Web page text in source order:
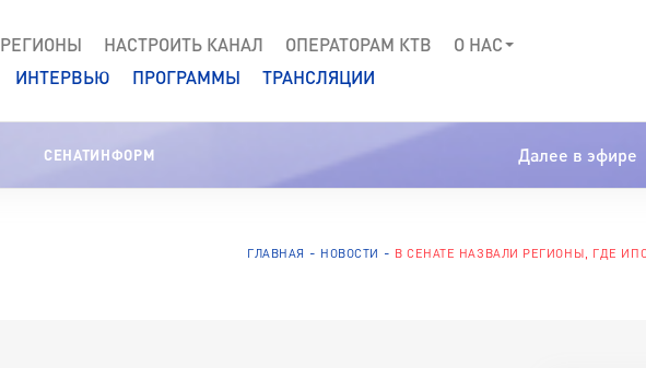
РЕГИОНЫ НАСТРОИТЬ КАНАЛ ОПЕРАТОРАМ КТВ
О НАС
ИНТЕРВЬЮ ПРОГРАММЫ ТРАНСЛЯЦИИ
СЕНАТИНФОРМ Далее в эфире
ГЛАВНАЯ НОВОСТИ В СЕНАТЕ НАЗВАЛИ РЕГИОНЫ, ГДЕ